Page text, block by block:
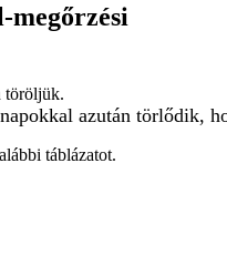
töröljük.
azután törlődik,
táblázatot.